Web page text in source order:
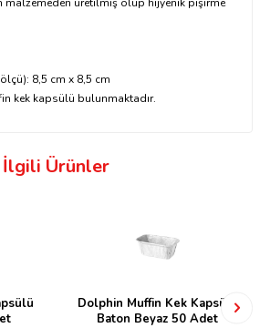
malzemeden üretilmiş olup hijyenik pişirme
8,5 cm x 8,5 cm
kek kapsülü bulunmaktadır.
İlgili Ürünler
Dolphin Muffin Kek Kapsülü
Baton Beyaz 50 Adet